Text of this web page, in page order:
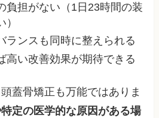
負担がない（1日23時間の装
ランスも同時に整えられる
高い改善効果が期待できる
蓋骨矯正も万能ではありま
定の医学的な原因がある場